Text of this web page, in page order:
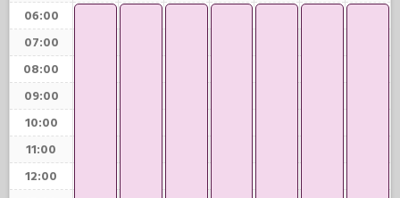
06:00
07:00
08:00
09:00
10:00
11:00
12:00